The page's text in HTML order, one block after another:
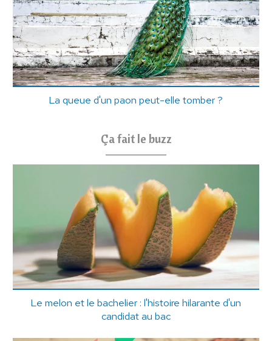
La queue d'un paon peut-elle tomber ?
Ça fait le buzz
Le melon et le bachelier : l'histoire hilarante d'un
candidat au bac